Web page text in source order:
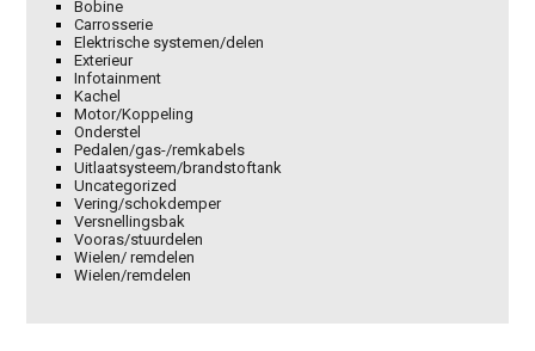
Bobine
Carrosserie
Elektrische systemen/delen
Exterieur
Infotainment
Kachel
Motor/Koppeling
Onderstel
Pedalen/gas-/remkabels
Uitlaatsysteem/brandstoftank
Uncategorized
Vering/schokdemper
Versnellingsbak
Vooras/stuurdelen
Wielen/ remdelen
Wielen/remdelen